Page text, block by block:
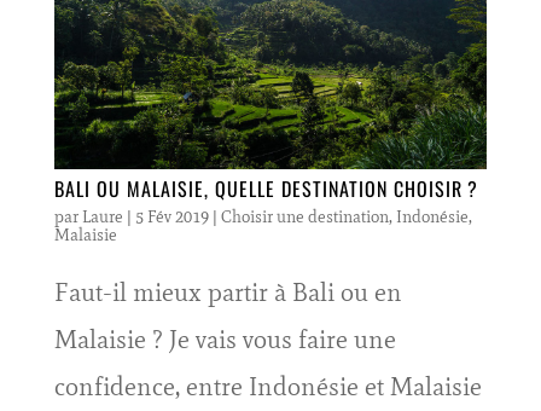
BALI OU MALAISIE, QUELLE DESTINATION CHOISIR ?
par Laure | 5 Fév 2019| Choisir une destination, Indonésie,
Malaisie
Faut-il mieux partir à Bali ou en
Malaisie ? Je vais vous faire une
confidence, entre Indonésie et Malaisie